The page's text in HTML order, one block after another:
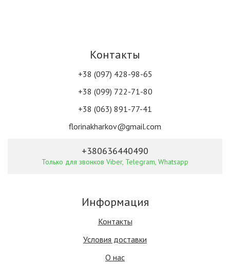
Контакты
+38 (097) 428-98-65
+38 (099) 722-71-80
+38 (063) 891-77-41
florinakharkov@gmail.com
+380636440490
Только для звонков Viber, Telegram, Whatsapp
Информация
Контакты
Условия доставки
О нас